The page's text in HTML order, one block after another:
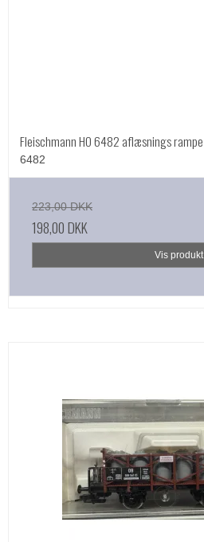
Fleischmann HO 6482 aflæsnings rampe
6482
223,00 DKK
198,00 DKK
Vis produkt